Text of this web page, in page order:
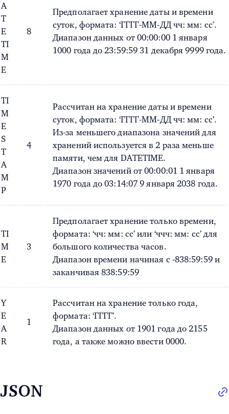
A
T
E
TI
M
E
8
Предполагает хранение даты и времени
суток, формата: ‘ГГГГ-ММ-ДД чч: мм: сс’.
Диапазон данных от 00:00:00 1 января
1000 года до 23:59:59 31 декабря 9999 года.
TI
M
E
S
T
A
M
P
4
Рассчитан на хранение даты и времени
суток, формата: ‘ГГГГ-ММ-ДД чч: мм: сс’.
Из-за меньшего диапазона значений для
хранений используется в 2 раза меньше
памяти, чем для DATETIME.
Диапазон значений от 00:00:01 1 января
1970 года до 03:14:07 9 января 2038 года.
TI
M
E
3
Предполагает хранение только времени,
формата: ‘чч: мм: сс’ или ‘ччч: мм: сс’ для
большого количества часов.
Диапазон времени начиная с -838:59:59 и
заканчивая 838:59:59
Y
E
A
R
1
Рассчитан на хранение только года,
формата: ‘ГГГГ’.
Диапазон данных от 1901 года до 2155
года, а также можно ввести 0000.
JSON